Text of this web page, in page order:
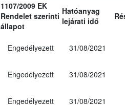
1107/2009 EK
Rendelet szerinti
állapot
Hatóanyag
lejárati idő
Engedélyezett 31/08/2021
Engedélyezett
31/08/2021
Engedélyezett 31/08/2021